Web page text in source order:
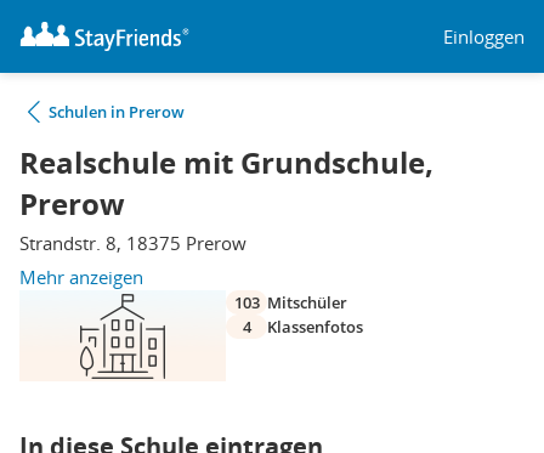
Einloggen
Schulen in Prerow
Realschule mit Grundschule,
Prerow
Strandstr. 8, 18375 Prerow
Mehr anzeigen
103 Mitschüler
4
Klassenfotos
In diese Schule eintragen